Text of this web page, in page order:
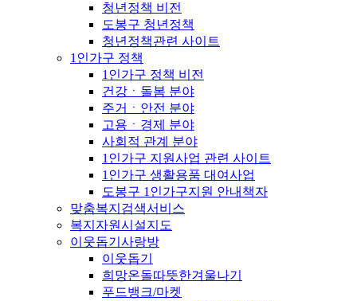
청년정책 비전
도봉구 청년정책
청년정책관련 사이트
1인가구 정책
1인가구 정책 비전
건강ㆍ돌봄 분야
주거ㆍ안전 분야
고용ㆍ경제 분야
사회적 관계 분야
1인가구 지원사업 관련 사이트
1인가구 생활용품 대여사업
도봉구 1인가구지원 안내책자
맞춤복지검색서비스
복지자원시설지도
이웃돕기사랑방
이웃돕기
희망온돌따뜻한겨울나기
푸드뱅크/마켓